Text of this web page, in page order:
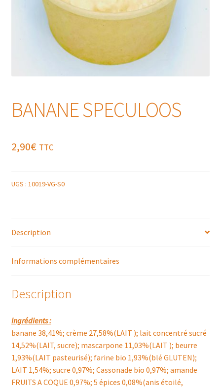
BANANE SPECULOOS
2,90€ TTC
UGS : 10019-VG-S0
Description
Informations complémentaires
Description
Ingrédients :
banane 38,41%; crème 27,58%(LAIT ); lait concentré sucré
14,52%(LAIT, sucre); mascarpone 11,03%(LAIT ); beurre
1,93%(LAIT pasteurisé); farine bio 1,93%(blé GLUTEN);
LAIT 1,54%; sucre 0,97%; Cassonade bio 0,97%; amande
FRUITS A COQUE 0,97%; 5 épices 0,08%(anis étoilé,